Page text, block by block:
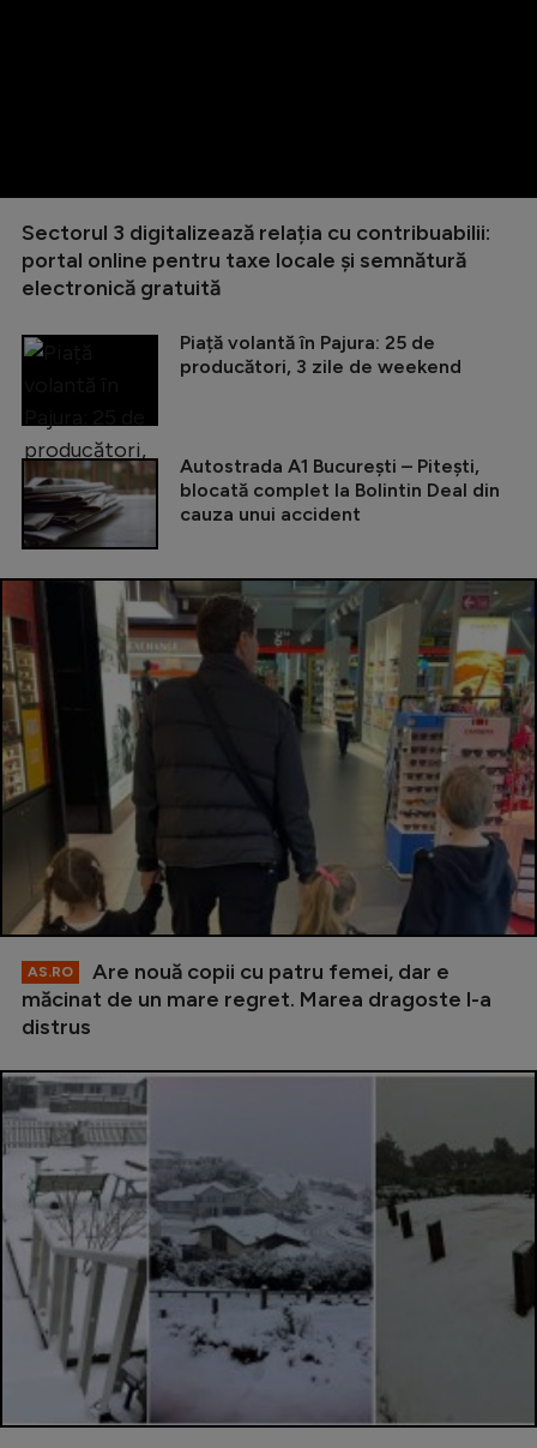
Sectorul 3 digitalizează relația cu contribuabilii:
portal online pentru taxe locale și semnătură
electronică gratuită
Piață volantă în Pajura: 25 de
producători, 3 zile de weekend
Autostrada A1 București – Pitești,
blocată complet la Bolintin Deal din
cauza unui accident
AS.RO
Are nouă copii cu patru femei, dar e
măcinat de un mare regret. Marea dragoste l-a
distrus